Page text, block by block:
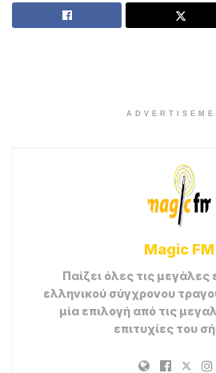
Magic FM
Παίζει όλες τις μεγάλες
ελληνικού σύγχρονου
μία επιλογή από τις
επιτυχίες του